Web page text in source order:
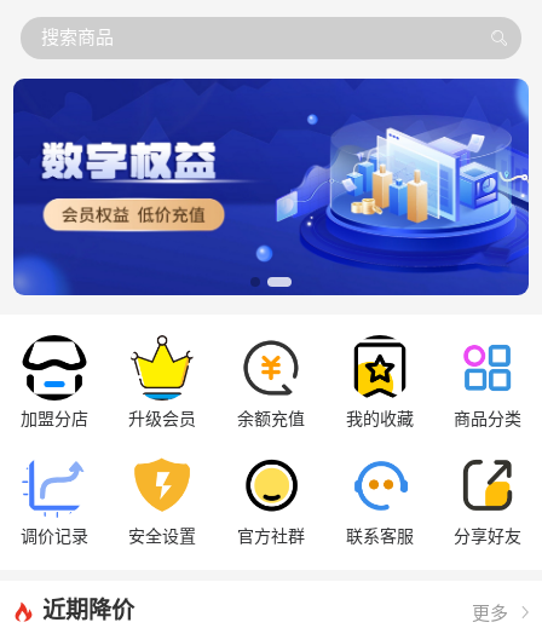
搜索商品
加盟分店 升级会员 余额充值 我的收藏 商品分类
调价记录 安全设置 官方社群 联系客服 分享好友
近期降价 更多